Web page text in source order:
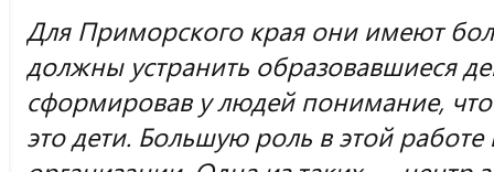
Для Приморского края они имеют
должны устранить образовавшиеся
сформировав у людей понимание,
это дети. Большую роль в этой